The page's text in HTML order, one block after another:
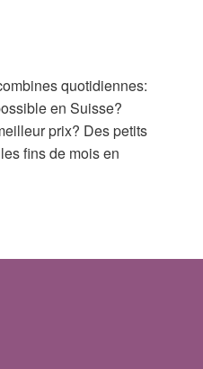
quotidiennes:
en Suisse?
prix? Des petits
fins de mois en